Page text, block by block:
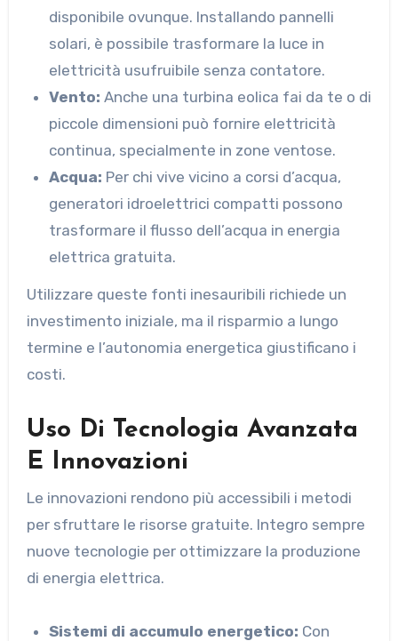
disponibile ovunque. Installando pannelli
solari, è possibile trasformare la luce in
elettricità usufruibile senza contatore.
Vento: Anche una turbina eolica fai da te o di
piccole dimensioni può fornire elettricità
continua, specialmente in zone ventose.
Acqua: Per chi vive vicino a corsi d’acqua,
generatori idroelettrici compatti possono
trasformare il flusso dell’acqua in energia
elettrica gratuita.
Utilizzare queste fonti inesauribili richiede un
investimento iniziale, ma il risparmio a lungo
termine e l’autonomia energetica giustificano i
costi.
Uso Di Tecnologia Avanzata
E Innovazioni
Le innovazioni rendono più accessibili i metodi
per sfruttare le risorse gratuite. Integro sempre
nuove tecnologie per ottimizzare la produzione
di energia elettrica.
Sistemi di accumulo energetico: Con